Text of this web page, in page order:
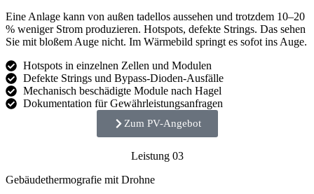
Eine Anlage kann von außen tadellos aussehen und trotzdem 10–20
% weniger Strom produzieren. Hotspots, defekte Strings. Das sehen
Sie mit bloßem Auge nicht. Im Wärmebild springt es sofot ins Auge.
Hotspots in einzelnen Zellen und Modulen
Defekte Strings und Bypass-Dioden-Ausfälle
Mechanisch beschädigte Module nach Hagel
Dokumentation für Gewährleistungsanfragen
Zum PV-Angebot
Leistung 03
Gebäudethermografie mit Drohne